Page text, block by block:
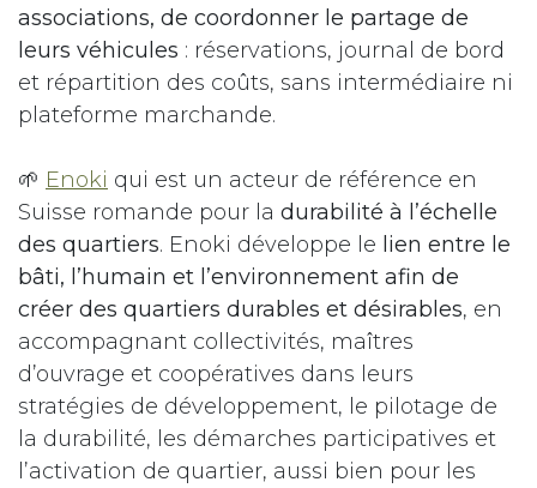
associations, de coordonner le partage de
leurs véhicules : réservations, journal de bord
et répartition des coûts, sans intermédiaire ni
plateforme marchande.
🌱 Enoki qui est un acteur de référence en
Suisse romande pour la durabilité à l’échelle
des quartiers. Enoki développe le lien entre le
bâti, l’humain et l’environnement afin de
créer des quartiers durables et désirables, en
accompagnant collectivités, maîtres
d’ouvrage et coopératives dans leurs
stratégies de développement, le pilotage de
la durabilité, les démarches participatives et
l’activation de quartier, aussi bien pour les